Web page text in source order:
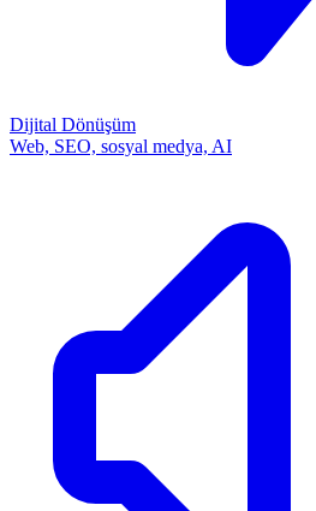
Dijital Dönüşüm
Web, SEO, sosyal medya, AI